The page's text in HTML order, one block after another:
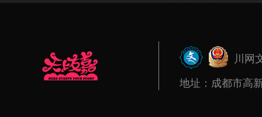
川网
地址：成都市高